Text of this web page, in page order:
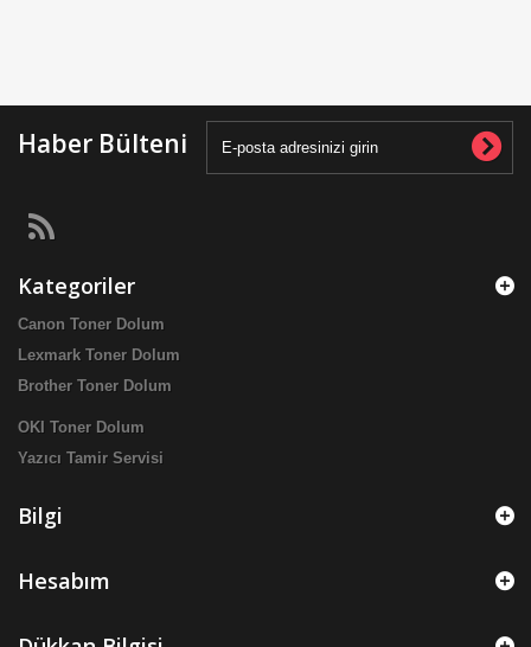
Haber Bülteni
Kategoriler
Canon Toner Dolum
Lexmark Toner Dolum
Brother Toner Dolum
OKI Toner Dolum
Yazıcı Tamir Servisi
Bilgi
Hesabım